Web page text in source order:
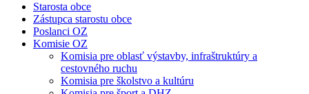
Starosta obce
Zástupca starostu obce
Poslanci OZ
Komisie OZ
Komisia pre oblasť výstavby, infraštruktúry a
cestovného ruchu
Komisia pre školstvo a kultúru